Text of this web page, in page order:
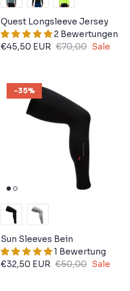
Quest Longsleeve Jersey
2 Bewertungen
€45,50 EUR €70,00 Sale
-35%
Sun Sleeves Bein
1 Bewertung
€32,50 EUR €50,00 Sale